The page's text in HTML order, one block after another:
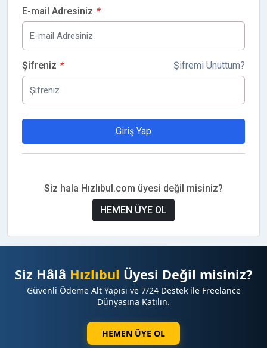
E-mail Adresiniz *
Şifremi Unuttum?
Şifreniz *
Giriş Yap
Siz hala Hızlıbul.com üyesi değil misiniz?
HEMEN ÜYE OL
Siz Hâlâ Hızlıbul Üyesi Değil misiniz?
Güvenli Ödeme Alt Yapısı ve 7/24 Destek ile Freelance
Dünyasına Katılın.
HEMEN ÜYE OL